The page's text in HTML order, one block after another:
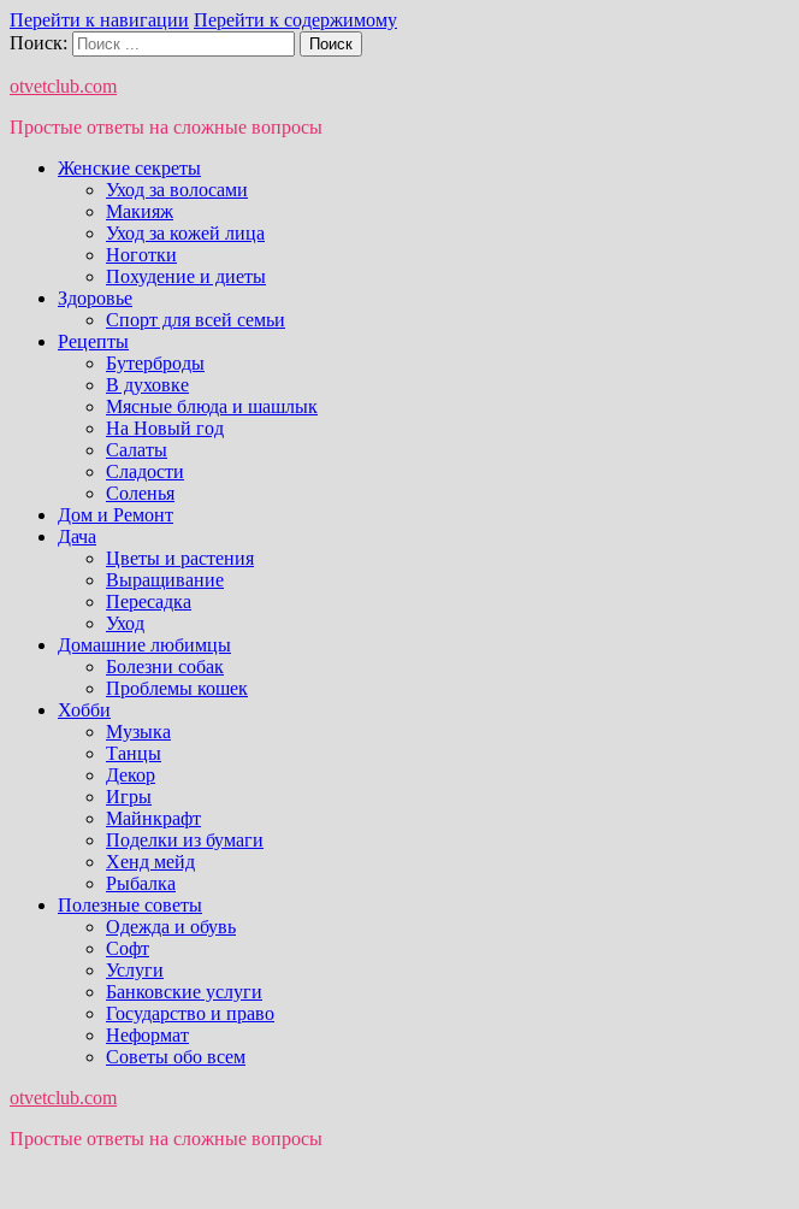
Перейти к навигации Перейти к содержимому
Поиск:
otvetclub.com
Простые ответы на сложные вопросы
Женские секреты
Уход за волосами
Макияж
Уход за кожей лица
Ноготки
Похудение и диеты
Здоровье
Спорт для всей семьи
Рецепты
Бутерброды
В духовке
Мясные блюда и шашлык
На Новый год
Салаты
Сладости
Соленья
Дом и Ремонт
Дача
Цветы и растения
Выращивание
Пересадка
Уход
Домашние любимцы
Болезни собак
Проблемы кошек
Хобби
Музыка
Танцы
Декор
Игры
Майнкрафт
Поделки из бумаги
Хенд мейд
Рыбалка
Полезные советы
Одежда и обувь
Софт
Услуги
Банковские услуги
Государство и право
Неформат
Советы обо всем
otvetclub.com
Простые ответы на сложные вопросы